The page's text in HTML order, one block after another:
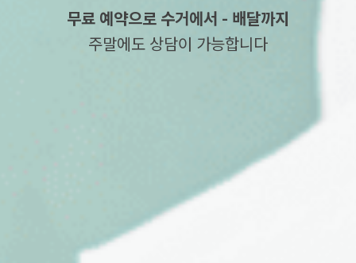
무료 예약으로 수거에서 - 배달까지
주말에도 상담이 가능합니다